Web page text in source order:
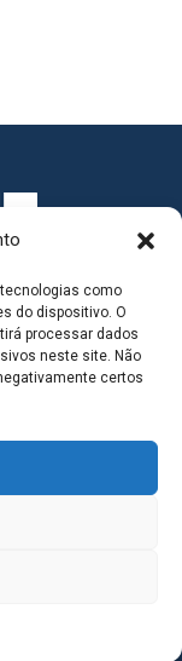
como
do dispositivo. O
processar dados
neste site. Não
certos
- Avenida